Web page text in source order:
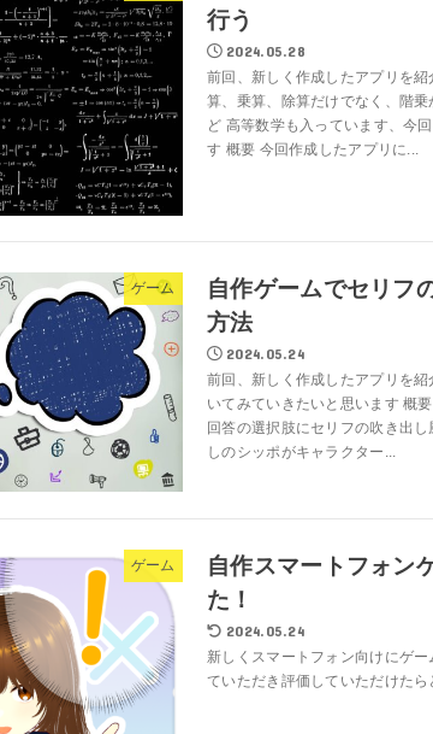
行う
2024.05.28
前回、新しく作成したアプリを
算、乗算、除算だけでなく、階
ど 高等数学も入っています、今
す 概要 今回作成したアプリに...
ゲーム
自作ゲームでセリフ
方法
2024.05.24
前回、新しく作成したアプリを
いてみていきたいと思います 概
回答の選択肢にセリフの吹き出
しのシッポがキャラクター...
ゲーム
自作スマートフォン
た！
2024.05.24
新しくスマートフォン向けにゲ
ていただき評価していただけたら